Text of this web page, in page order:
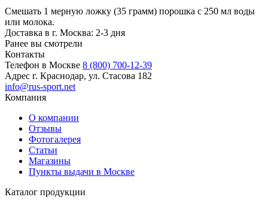
Смешать 1 мерную ложку (35 грамм) порошка с 250 мл воды
или молока.
Доставка в г. Москва: 2-3 дня
Ранее вы смотрели
Контакты
Телефон в Москве 8 (800) 700-12-39
Адрес г. Краснодар, ул. Стасова 182
info@rus-sport.net
Компания
О компании
Отзывы
Фотогалерея
Статьи
Магазины
Пункты выдачи в Москве
Каталог продукции